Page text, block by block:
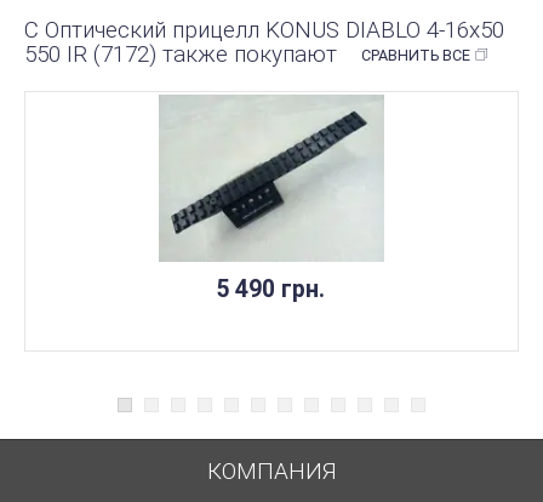
С Оптический прицелл KONUS DIABLO 4-16x50
550 IR (7172) также покупают
СРАВНИТЬ ВСЕ
5 490 грн.
КОМПАНИЯ